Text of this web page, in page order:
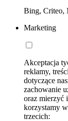
Bing, Criteo,
Marketing
Akceptacja
reklamy,
dotyczące
zachowanie
oraz mierzyć
korzystamy
trzecich: